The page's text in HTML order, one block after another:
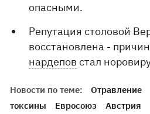
опасными.
Репутация столовой
восстановлена ​​-
нардепов стал
Новости по теме: Отравление
токсины
Евросоюз Австрия